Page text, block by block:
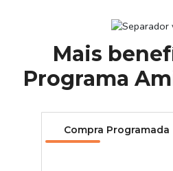
Mais
Programa
Compra Programada